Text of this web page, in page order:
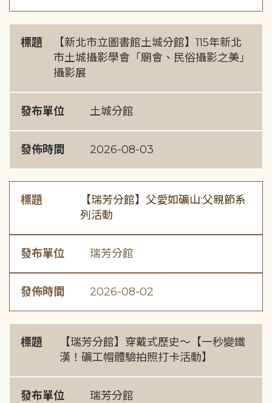
標題
【新北市立圖書館土城分館】115年新北
市土城攝影學會「廟會、民俗攝影之美」
攝影展
發布單位 土城分館
發佈時間 2026-08-03
標題
【瑞芳分館】父愛如礦山:父親節系
列活動
發布單位 瑞芳分館
發佈時間 2026-08-02
標題
【瑞芳分館】穿戴式歷史〜【一秒變鐵
漢！礦工帽體驗拍照打卡活動】
發布單位 瑞芳分館